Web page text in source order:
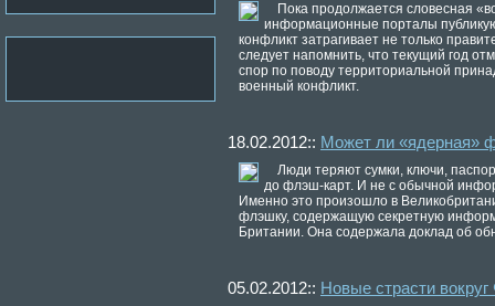
Пока продолжается словесная
информационные порталы
конфликт затрагивает не только
следует напомнить, что текущий год
спор по поводу территориальной
военный конфликт.
18.02.2012:: Может ли «ядерная»
Люди теряют сумки, ключи,
до флэш-карт. И не с обычной
Именно это произошло в
флэшку, содержащую секретную
Британии. Она содержала доклад об
05.02.2012:: Новые страсти